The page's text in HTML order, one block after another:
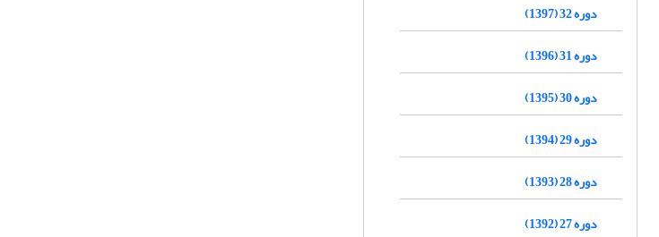
دوره 32 (1397)
دوره 31 (1396)
دوره 30 (1395)
دوره 29 (1394)
دوره 28 (1393)
دوره 27 (1392)